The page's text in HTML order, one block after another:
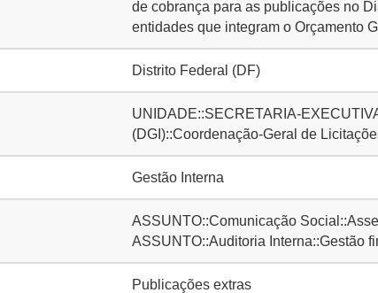
de cobrança para as publicações no
entidades que integram o Orçamento
Distrito Federal (DF)
UNIDADE::SECRETARIA-
(DGI)::Coordenação-Geral de
Gestão Interna
ASSUNTO::Comunicação
ASSUNTO::Auditoria Interna::Gestão
Publicações extras